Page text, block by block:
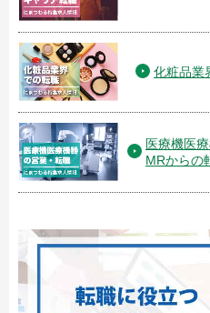
化粧品業
医療機医
MRからの